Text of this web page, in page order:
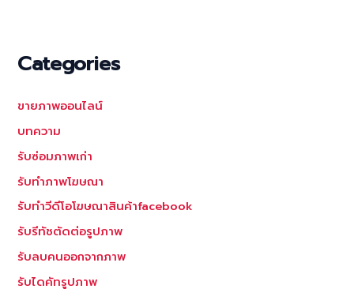
Categories
ขายภาพออนไลน์
บทความ
รับซ่อมภาพเก่า
รับทำภาพโฆษณา
รับทำวีดีโอโฆษณาสินค้าfacebook
รับรีทัชตัดต่อรูปภาพ
รับลบคนออกจากภาพ
รับไดคัทรูปภาพ